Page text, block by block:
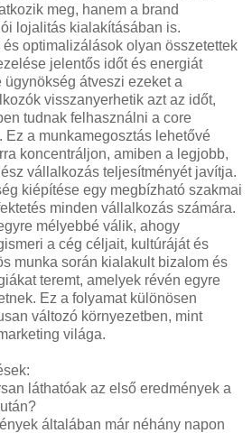
meg, hanem a brand
lojalitás kialakításában is.
optimalizálások olyan összetettek
jelentős időt és energiát
átveszi ezeket a
visszanyerhetik azt az időt,
tudnak felhasználni a core
Ez a munkamegosztás lehetővé
koncentráljon, amiben a legjobb,
vállalkozás teljesítményét javítja.
kiépítése egy megbízható szakmai
minden vállalkozás számára.
mélyebbé válik, ahogy
a cég céljait, kultúráját és
munka során kialakult bizalom és
teremt, amelyek révén egyre
Ez a folyamat különösen
változó környezetben, mint
világa.
láthatóak az első eredmények a
általában már néhány napon